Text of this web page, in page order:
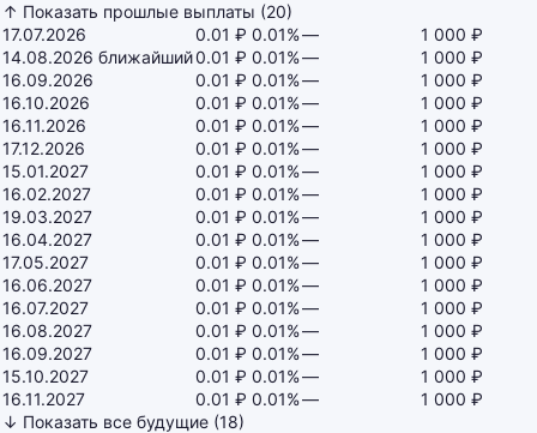
↑ Показать прошлые выплаты (20)
17.07.2026
0.01 ₽ 0.01%—
1 000 ₽
14.08.2026 ближайший0.01 ₽ 0.01%—
1 000 ₽
16.09.2026
0.01 ₽ 0.01%—
1 000 ₽
16.10.2026
0.01 ₽ 0.01%—
1 000 ₽
16.11.2026
0.01 ₽ 0.01%—
1 000 ₽
17.12.2026
0.01 ₽ 0.01%—
1 000 ₽
15.01.2027
0.01 ₽ 0.01%—
1 000 ₽
16.02.2027
0.01 ₽ 0.01%—
1 000 ₽
19.03.2027
0.01 ₽ 0.01%—
1 000 ₽
16.04.2027
0.01 ₽ 0.01%—
1 000 ₽
17.05.2027
0.01 ₽ 0.01%—
1 000 ₽
16.06.2027
0.01 ₽ 0.01%—
1 000 ₽
16.07.2027
0.01 ₽ 0.01%—
1 000 ₽
16.08.2027
0.01 ₽ 0.01%—
1 000 ₽
16.09.2027
0.01 ₽ 0.01%—
1 000 ₽
15.10.2027
0.01 ₽ 0.01%—
1 000 ₽
16.11.2027
0.01 ₽ 0.01%—
1 000 ₽
↓ Показать все будущие (18)